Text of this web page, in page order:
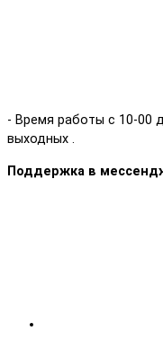
- Время работы с 10-00
выходных .
Поддержка в